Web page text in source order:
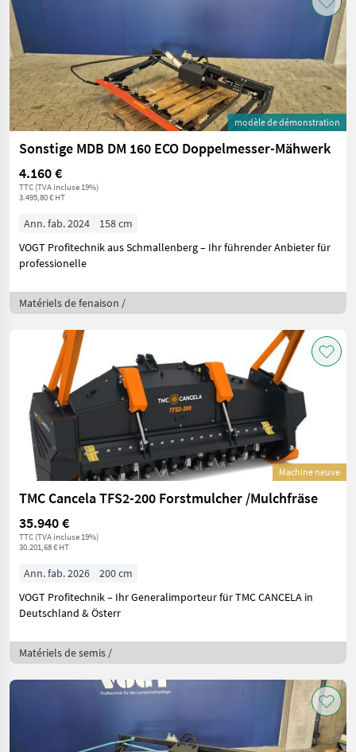
modèle de démonstration
Sonstige MDB DM 160 ECO Doppelmesser-Mähwerk
4.160 €
TTC (TVA incluse 19%)
3.495,80 € HT
Ann. fab. 2024
158 cm
VOGT Profitechnik aus Schmallenberg – Ihr führender Anbieter für
professionelle
Matériels de fenaison /
Machine neuve
TMC Cancela TFS2-200 Forstmulcher /Mulchfräse
35.940 €
TTC (TVA incluse 19%)
30.201,68 € HT
Ann. fab. 2026
200 cm
VOGT Profitechnik – Ihr Generalimporteur für TMC CANCELA in
Deutschland & Österr
Matériels de semis /